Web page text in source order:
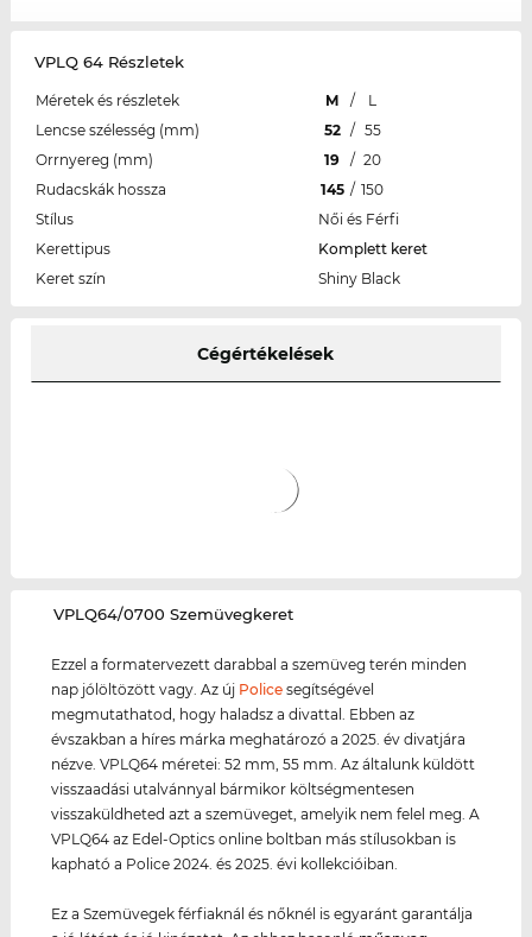
VPLQ 64 Részletek
Méretek és részletek M /
L
Lencse szélesség (mm)
52 / 55
Orrnyereg (mm)
19 / 20
Rudacskák hossza
145 / 150
Stílus
Női és Férfi
Kerettipus
Komplett keret
Keret szín
Shiny Black
Cégértékelések
‌VPLQ64/0700 Szemüvegkeret
Ezzel a formatervezett darabbal a szemüveg terén minden
nap jólöltözött vagy. Az új Police segítségével
megmutathatod, hogy haladsz a divattal. Ebben az
évszakban a híres márka meghatározó a 2025. év divatjára
nézve. VPLQ64 méretei: 52 mm, 55 mm. Az általunk küldött
visszaadási utalvánnyal bármikor költségmentesen
visszaküldheted azt a szemüveget, amelyik nem felel meg. A
VPLQ64 az Edel-Optics online boltban más stílusokban is
kapható a Police 2024. és 2025. évi kollekcióiban.
Ez a Szemüvegek férfiaknál és nőknél is egyaránt garantálja